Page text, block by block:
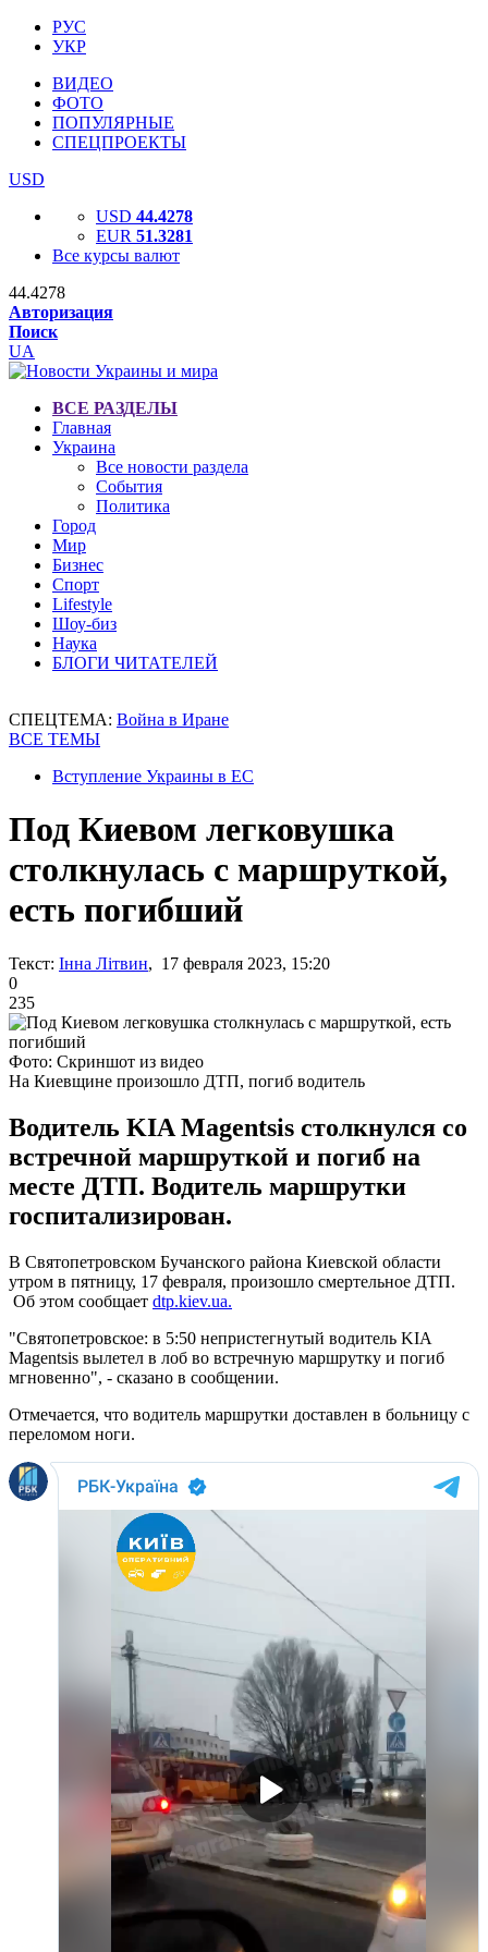
РУС
УКР
ВИДЕО
ФОТО
ПОПУЛЯРНЫЕ
СПЕЦПРОЕКТЫ
USD
USD 44.4278
EUR 51.3281
Все курсы валют
44.4278
Авторизация
Поиск
UA
ВСЕ РАЗДЕЛЫ
Главная
Украина
Все новости раздела
События
Политика
Город
Мир
Бизнес
Спорт
Lifestyle
Шоу-биз
Наука
БЛОГИ ЧИТАТЕЛЕЙ
СПЕЦТЕМА: Война в Иране
ВСЕ ТЕМЫ
Вступление Украины в ЕС
Под Киевом легковушка
столкнулась с маршруткой,
есть погибший
Текст: Інна Літвин, 17 февраля 2023, 15:20
0
235
Фото: Скриншот из видео
На Киевщине произошло ДТП, погиб водитель
Водитель KIA Magentsis столкнулся со
встречной маршруткой и погиб на
месте ДТП. Водитель маршрутки
госпитализирован.
В Святопетровском Бучанского района Киевской области
утром в пятницу, 17 февраля, произошло смертельное ДТП.
Об этом сообщает dtp.kiev.ua.
"Святопетровское: в 5:50 непристегнутый водитель KIA
Magentsis вылетел в лоб во встречную маршрутку и погиб
мгновенно", - сказано в сообщении.
Отмечается, что водитель маршрутки доставлен в больницу с
переломом ноги.